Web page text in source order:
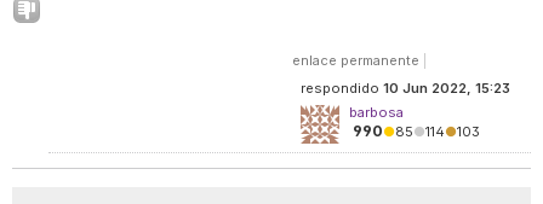
enlace permanente
respondido 10 Jun 2022, 15:23
barbosa
990●85●114●103